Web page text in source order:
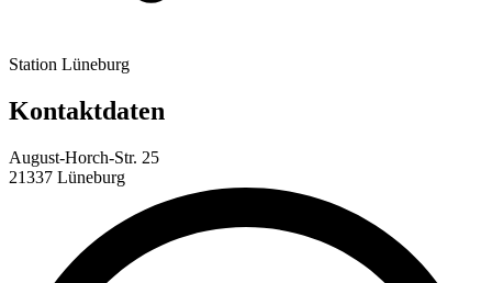
Station Lüneburg
Kontaktdaten
August-Horch-Str. 25
21337 Lüneburg